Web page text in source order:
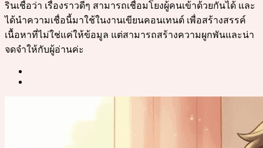
รินเชื่อว่า เรื่องราวดีๆ สามารถเชื่อมโยงผู้คนเข้าด้วยกันได้ และ
ได้นำความเชื่อนี้มาใช้ในงานเขียนคอนเทนต์ เพื่อสร้างสรรค์
เนื้อหาที่ไม่ใช่แค่ให้ข้อมูล แต่สามารถสร้างความผูกพันและน่า
จดจำให้กับผู้อ่านค่ะ